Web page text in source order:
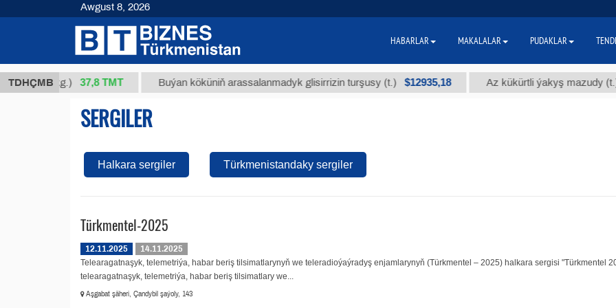
TDHÇMB
34/1 (kg.) 37,8 ТМТ Buýan köküniň arassalanmadyk glisirrizin turşusy (t.) $12935,18 Az kükürtli ýakyş mazudy (t.)
SERGILER
Halkara sergiler Türkmenistandaky sergiler
Türkmentel-2025
12.11.2025
14.11.2025
Telearagatnaşyk, telemetriýa, habar beriş tilsimatlarynyň we teleradioýaýradyş enjamlarynyň (Türkmentel – 2025) halkara sergisi "Türkmentel
telearagatnaşyk, telemetriýa, habar beriş tilsimatlary we...
Aşgabat şäheri, Çandybil şaýoly, 143
Awgust 8, 2026
HABARLAR MAKALALAR PUDAKLAR